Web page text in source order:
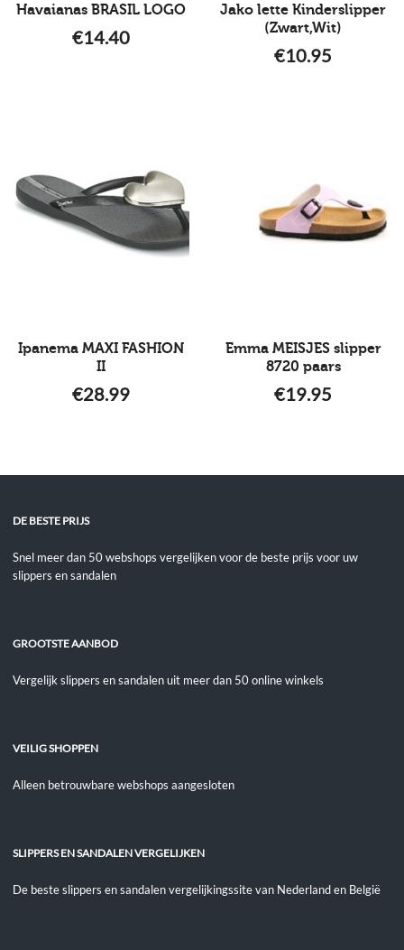
Havaianas BRASIL LOGO
€14.40
Jako lette Kinderslipper
(Zwart,Wit)
€10.95
Ipanema MAXI FASHION
II
€28.99
Emma MEISJES slipper
8720 paars
€19.95
DE BESTE PRIJS
Snel meer dan 50 webshops vergelijken voor de beste prijs voor uw
slippers en sandalen
GROOTSTE AANBOD
Vergelijk slippers en sandalen uit meer dan 50 online winkels
VEILIG SHOPPEN
Alleen betrouwbare webshops aangesloten
SLIPPERS EN SANDALEN VERGELIJKEN
De beste slippers en sandalen vergelijkingssite van Nederland en België